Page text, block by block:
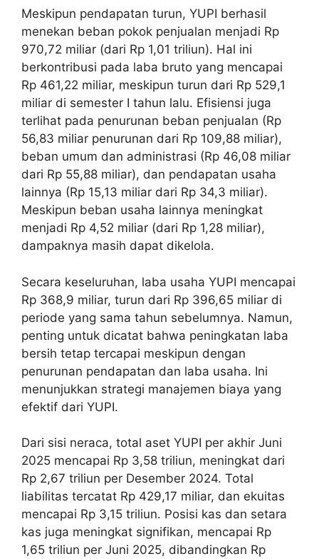
Meskipun pendapatan turun, YUPI berhasil
menekan beban pokok penjualan menjadi Rp
970,72 miliar (dari Rp 1,01 triliun). Hal ini
berkontribusi pada laba bruto yang mencapai
Rp 461,22 miliar, meskipun turun dari Rp 529,1
miliar di semester I tahun lalu. Efisiensi juga
terlihat pada penurunan beban penjualan (Rp
56,83 miliar penurunan dari Rp 109,88 miliar),
beban umum dan administrasi (Rp 46,08 miliar
dari Rp 55,88 miliar), dan pendapatan usaha
lainnya (Rp 15,13 miliar dari Rp 34,3 miliar).
Meskipun beban usaha lainnya meningkat
menjadi Rp 4,52 miliar (dari Rp 1,28 miliar),
dampaknya masih dapat dikelola.
Secara keseluruhan, laba usaha YUPI mencapai
Rp 368,9 miliar, turun dari Rp 396,65 miliar di
periode yang sama tahun sebelumnya. Namun,
penting untuk dicatat bahwa peningkatan laba
bersih tetap tercapai meskipun dengan
penurunan pendapatan dan laba usaha. Ini
menunjukkan strategi manajemen biaya yang
efektif dari YUPI.
Dari sisi neraca, total aset YUPI per akhir Juni
2025 mencapai Rp 3,58 triliun, meningkat dari
Rp 2,67 triliun per Desember 2024. Total
liabilitas tercatat Rp 429,17 miliar, dan ekuitas
mencapai Rp 3,15 triliun. Posisi kas dan setara
kas juga meningkat signifikan, mencapai Rp
1,65 triliun per Juni 2025, dibandingkan Rp